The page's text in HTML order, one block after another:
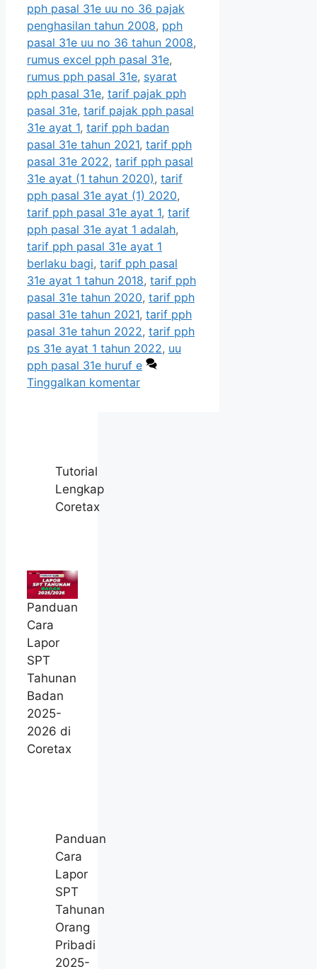
pph pasal 31e uu no 36 pajak
penghasilan tahun 2008, pph
pasal 31e uu no 36 tahun 2008,
rumus excel pph pasal 31e,
rumus pph pasal 31e, syarat
pph pasal 31e, tarif pajak pph
pasal 31e, tarif pajak pph pasal
31e ayat 1, tarif pph badan
pasal 31e tahun 2021, tarif pph
pasal 31e 2022, tarif pph pasal
31e ayat (1 tahun 2020), tarif
pph pasal 31e ayat (1) 2020,
tarif pph pasal 31e ayat 1, tarif
pph pasal 31e ayat 1 adalah,
tarif pph pasal 31e ayat 1
berlaku bagi, tarif pph pasal
31e ayat 1 tahun 2018, tarif pph
pasal 31e tahun 2020, tarif pph
pasal 31e tahun 2021, tarif pph
pasal 31e tahun 2022, tarif pph
ps 31e ayat 1 tahun 2022, uu
pph pasal 31e huruf e
Tinggalkan komentar
Tutorial
Lengkap
Coretax
Panduan
Cara
Lapor
SPT
Tahunan
Badan
2025-
2026 di
Coretax
Panduan
Cara
Lapor
SPT
Tahunan
Orang
Pribadi
2025-